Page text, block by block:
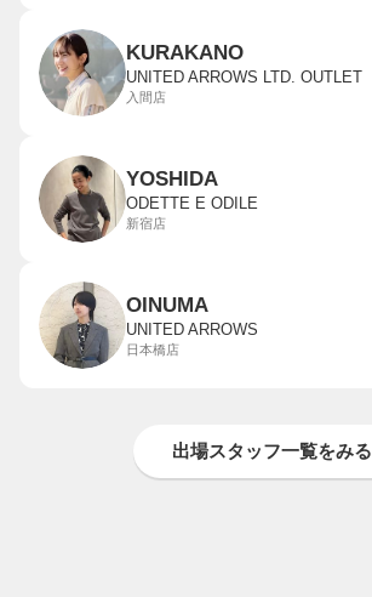
KURAKANO
UNITED ARROWS LTD. OUTLET
入間店
YOSHIDA
ODETTE E ODILE
新宿店
OINUMA
UNITED ARROWS
日本橋店
出場スタッフ一覧をみる